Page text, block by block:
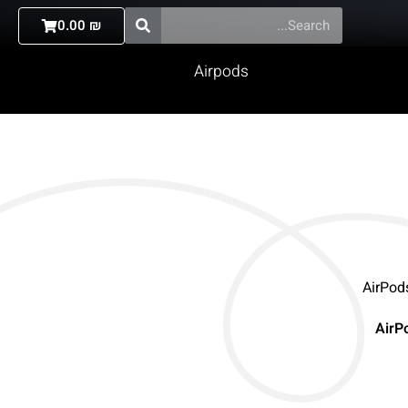
0.00 ₪
Airpods